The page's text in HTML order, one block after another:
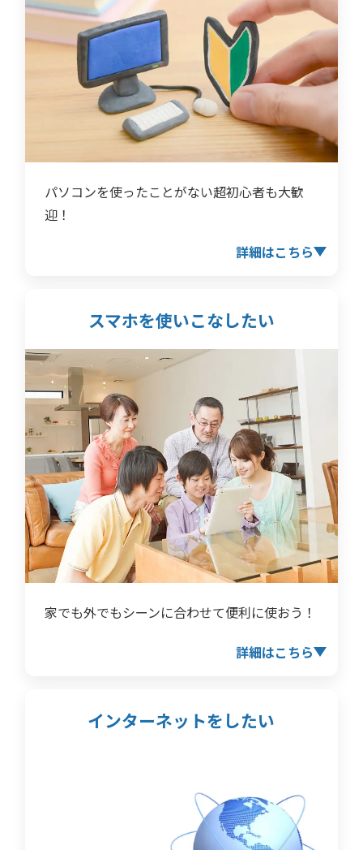
パソコンを使ったことがない超初心者も大歓
迎！
詳細はこちら
スマホを使いこなしたい
家でも外でもシーンに合わせて便利に使おう！
詳細はこちら
インターネットをしたい